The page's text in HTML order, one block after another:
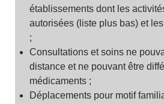
établissements dont les
autorisées (liste plus bas) et
;
Consultations et soins ne
distance et ne pouvant être
médicaments ;
Déplacements pour motif